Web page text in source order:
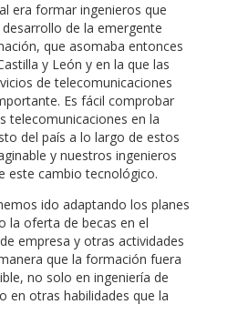
era formar ingenieros que
de la emergente
que asomaba entonces
y León y en la que las
de telecomunicaciones
Es fácil comprobar
telecomunicaciones en la
del país a lo largo de estos
y nuestros ingenieros
este cambio tecnológico.
ido adaptando los planes
la oferta de becas en el
empresa y otras actividades
que la formación fuera
no solo en ingeniería de
en otras habilidades que la